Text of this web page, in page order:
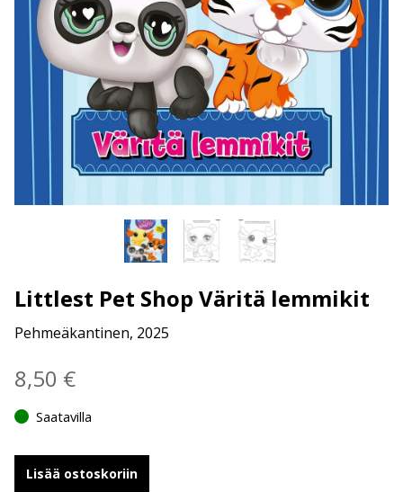
Littlest Pet Shop Väritä lemmikit
Pehmeäkantinen, 2025
8,50 €
Saatavilla
Lisää ostoskoriin